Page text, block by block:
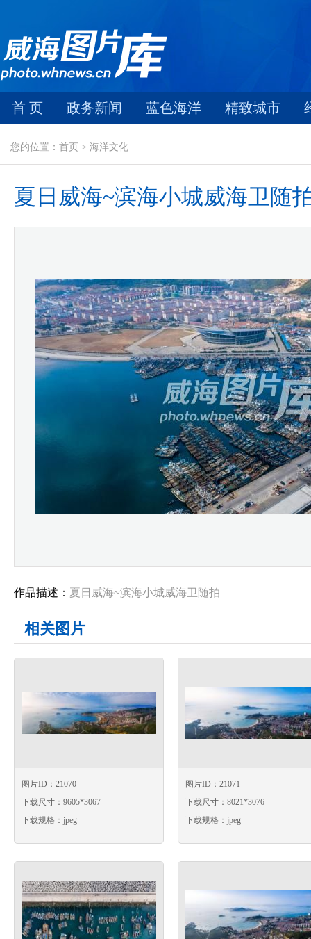
首 页 政务新闻 蓝色海洋 精致城市
您的位置：首页 > 海洋文化
夏日威海~滨海小城威海卫随
作品描述： 夏日威海~滨海小城威海卫随拍
相关图片
图片ID：21070
下载尺寸：9605*3067
下载规格：jpeg
图片ID：21071
下载尺寸：8021*3076
下载规格：jpeg